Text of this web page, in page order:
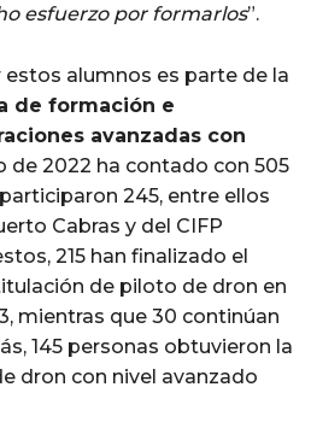
esfuerzo por formarlos”.
estos alumnos es parte de la
de formación e
avanzadas con
de 2022 ha contado con 505
245, entre ellos
Cabras y del CIFP
215 han finalizado el
de piloto de dron en
mientras que 30 continúan
145 personas obtuvieron la
dron con nivel avanzado